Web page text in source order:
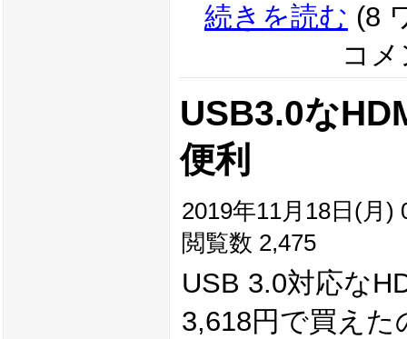
続きを読む (8
コ
USB3.0な
便利
2019年11月18日(月)
閲覧数 2,475
USB 3.0対応な
3,618円で買え